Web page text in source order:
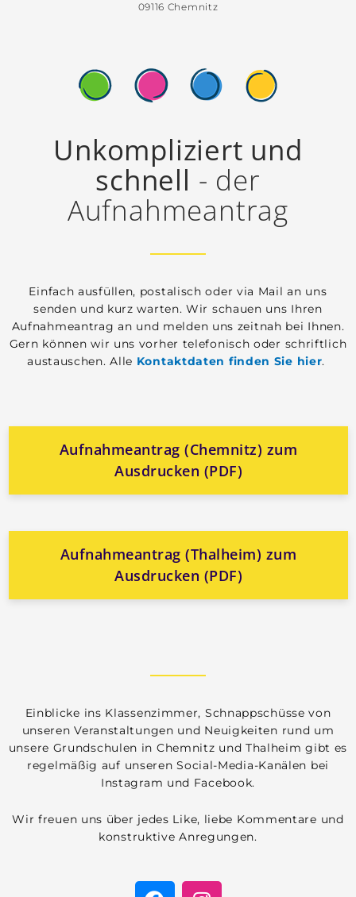
09116 Chemnitz
Unkompliziert und
schnell - der
Aufnahmeantrag
Einfach ausfüllen, postalisch oder via Mail an uns
senden und kurz warten. Wir schauen uns Ihren
Aufnahmeantrag an und melden uns zeitnah bei Ihnen.
Gern können wir uns vorher telefonisch oder schriftlich
austauschen. Alle Kontaktdaten finden Sie hier.
Aufnahmeantrag (Chemnitz) zum
Ausdrucken (PDF)
Aufnahmeantrag (Thalheim) zum
Ausdrucken (PDF)
Einblicke ins Klassenzimmer, Schnappschüsse von
unseren Veranstaltungen und Neuigkeiten rund um
unsere Grundschulen in Chemnitz und Thalheim gibt es
regelmäßig auf unseren Social-Media-Kanälen bei
Instagram und Facebook.
Wir freuen uns über jedes Like, liebe Kommentare und
konstruktive Anregungen.